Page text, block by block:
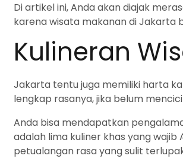
Di artikel ini, Anda akan diajak
karena wisata makanan di Jakarta
Kulineran
Jakarta tentu juga memiliki harta
lengkap rasanya, jika belum
Anda bisa mendapatkan
adalah lima kuliner khas yang
petualangan rasa yang sulit